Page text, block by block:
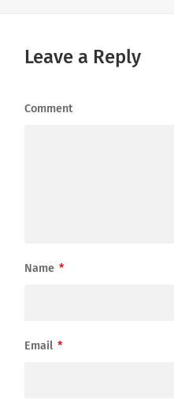
Leave a Reply
Comment
Name *
Email *